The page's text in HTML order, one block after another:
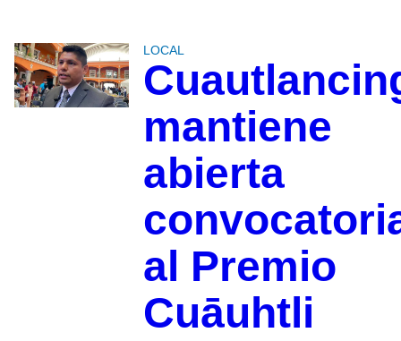
LOCAL
mantiene
abierta
al Premio
Cuāuhtli